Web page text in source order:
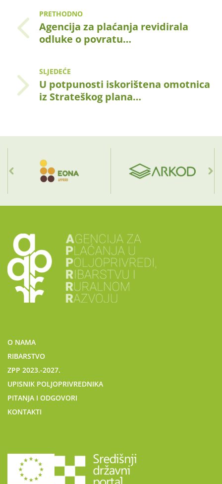
PRETHODNO
Agencija za plaćanja revidirala
odluke o povratu…
SLJEDEĆE
U potpunosti iskorištena omotnica
iz Strateškog plana…
O NAMA
RIBARSTVO
ZPP 2023.-2027.
UPISNIK POLJOPRIVREDNIKA
PITANJA I ODGOVORI
KONTAKTI